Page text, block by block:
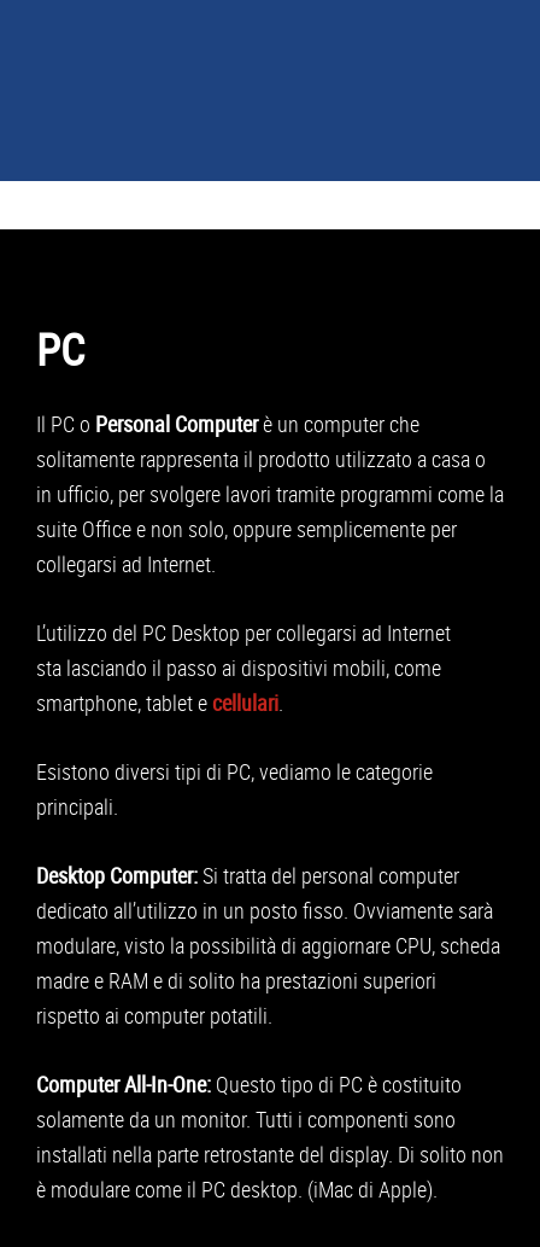
APP
PC
TRUCCHI
PC
Il PC o Personal Computerè un computer che
solitamente rappresenta il prodotto utilizzato a casa o
in ufficio, per svolgere lavori tramite programmi come la
suite Office e non solo, oppure semplicemente per
collegarsi ad Internet.
L’utilizzo del PC Desktop per collegarsi ad Internet
sta lasciando il passo ai dispositivi mobili, come
smartphone, tablet ecellulari.
Esistono diversi tipi di PC, vediamo le categorie
principali.
Desktop Computer:Si tratta del personal computer
dedicato all’utilizzo in un posto fisso. Ovviamente sarà
modulare, visto la possibilità di aggiornare CPU, scheda
madre e RAM e di solito ha prestazioni superiori
rispetto ai computer potatili.
Computer All-In-One: Questo tipo di PC è costituito
solamente da un monitor. Tutti i componenti sono
installati nella parte retrostante del display. Di solito non
è modulare come il PC desktop. (iMac di Apple).